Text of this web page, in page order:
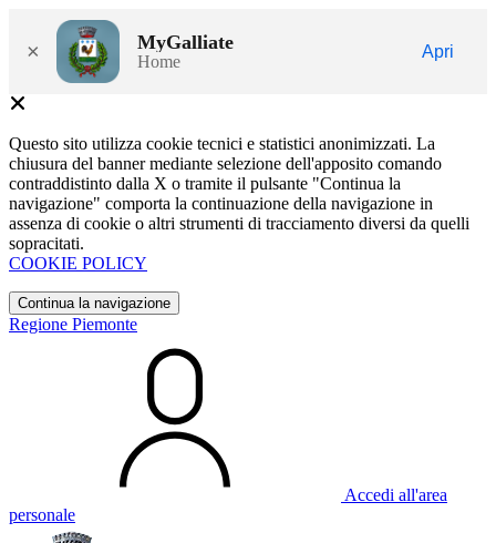
× MyGalliate
Home
Apri
Questo sito utilizza cookie tecnici e statistici anonimizzati. La
chiusura del banner mediante selezione dell'apposito comando
contraddistinto dalla X o tramite il pulsante "Continua la
navigazione" comporta la continuazione della navigazione in
assenza di cookie o altri strumenti di tracciamento diversi da quelli
sopracitati.
COOKIE POLICY
Continua la navigazione
Regione Piemonte
Accedi all'area
personale